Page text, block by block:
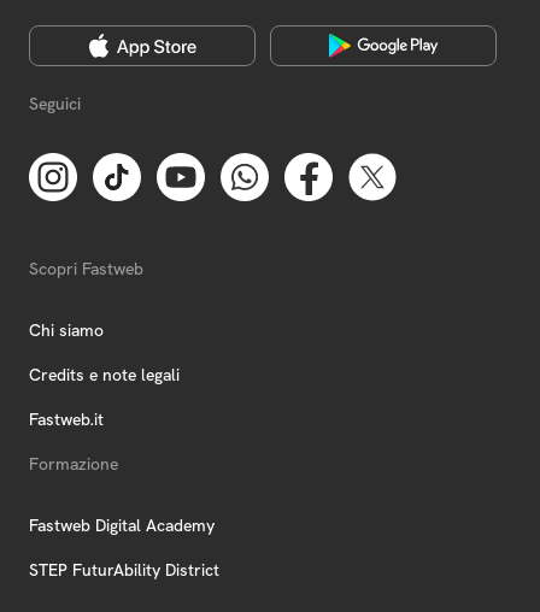
Seguici
Scopri Fastweb
Chi siamo
Credits e note legali
Fastweb.it
Formazione
Fastweb Digital Academy
STEP FuturAbility District